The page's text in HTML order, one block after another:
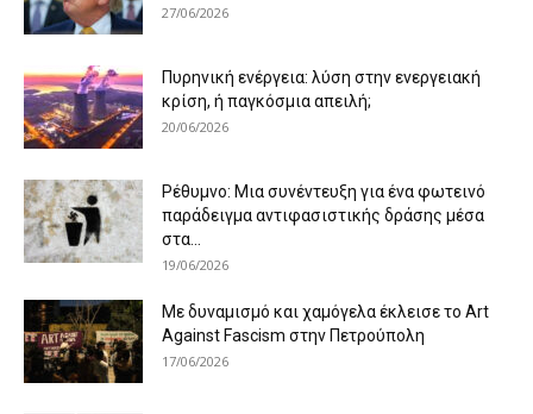
27/06/2026
Πυρηνική ενέργεια: λύση στην ενεργειακή
κρίση, ή παγκόσμια απειλή;
20/06/2026
Ρέθυμνο: Μια συνέντευξη για ένα φωτεινό
παράδειγμα αντιφασιστικής δράσης μέσα
στα...
19/06/2026
Με δυναμισμό και χαμόγελα έκλεισε το Art
Against Fascism στην Πετρούπολη
17/06/2026